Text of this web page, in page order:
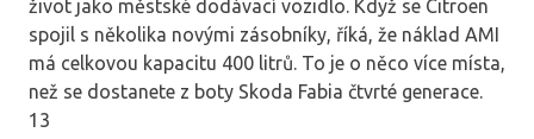
život jako městské dodávací vozidlo. Když se Citroen
spojil s několika novými zásobníky, říká, že náklad AMI
má celkovou kapacitu 400 litrů. To je o něco více místa,
než se dostanete z boty Skoda Fabia čtvrté generace.
13